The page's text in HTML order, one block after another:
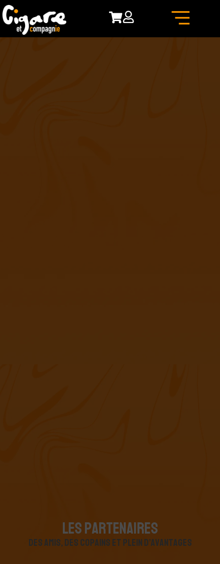
LESPARTENAIRES
desamis, des copains et plein d’avantages